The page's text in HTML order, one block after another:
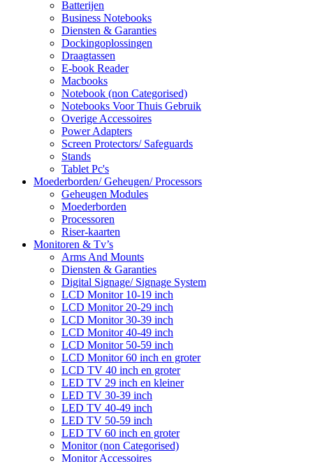
Batterijen
Business Notebooks
Diensten & Garanties
Dockingoplossingen
Draagtassen
E-book Reader
Macbooks
Notebook (non Categorised)
Notebooks Voor Thuis Gebruik
Overige Accessoires
Power Adapters
Screen Protectors/ Safeguards
Stands
Tablet Pc's
Moederborden/ Geheugen/ Processors
Geheugen Modules
Moederborden
Processoren
Riser-kaarten
Monitoren & Tv’s
Arms And Mounts
Diensten & Garanties
Digital Signage/ Signage System
LCD Monitor 10-19 inch
LCD Monitor 20-29 inch
LCD Monitor 30-39 inch
LCD Monitor 40-49 inch
LCD Monitor 50-59 inch
LCD Monitor 60 inch en groter
LCD TV 40 inch en groter
LED TV 29 inch en kleiner
LED TV 30-39 inch
LED TV 40-49 inch
LED TV 50-59 inch
LED TV 60 inch en groter
Monitor (non Categorised)
Monitor Accessoires